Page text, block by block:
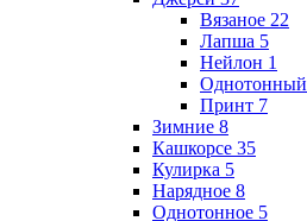
Вязаное 22
Лапша 5
Нейлон 1
Однотонный
Принт 7
Зимние 8
Кашкорсе 35
Кулирка 5
Нарядное 8
Однотонное 5